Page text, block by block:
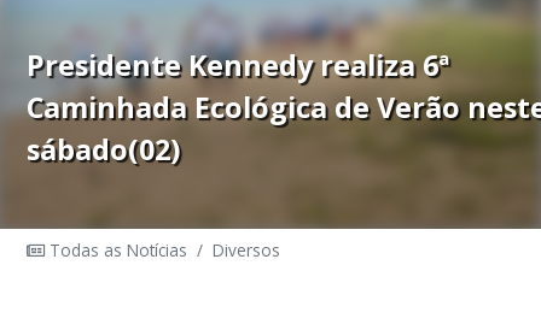
Presidente Kennedy realiza 6ª
Caminhada Ecológica de Verão
sábado(02)
Todas as Notícias / Diversos